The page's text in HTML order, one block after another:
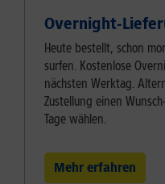
Overnight-
Heute bestellt, schon
surfen. Kostenlose
nächsten Werktag.
Zustellung einen
Tage wählen.
Mehr erfahren